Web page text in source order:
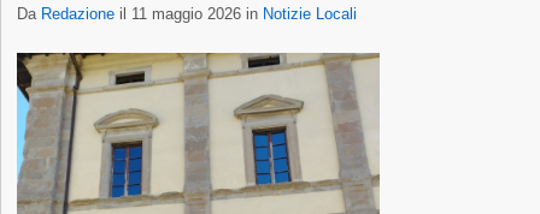
Da Redazione il 11 maggio 2026 in Notizie Locali